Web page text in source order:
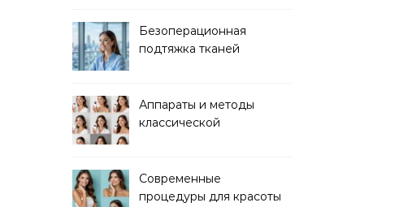
Безоперационная
подтяжка тканей
Аппараты и методы
классической
Современные
процедуры для красоты